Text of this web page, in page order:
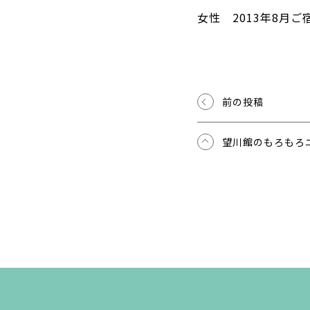
女性 2013年8月ご
前の投稿
望川館のもろもろ